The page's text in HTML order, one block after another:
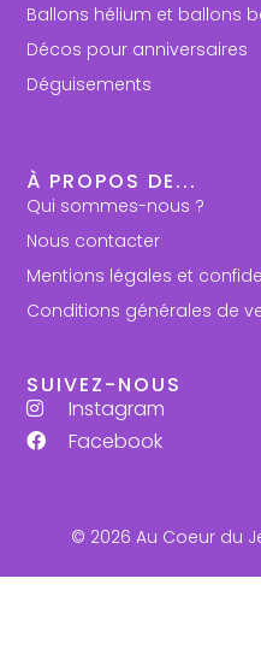
Ballons hélium et ballons
Décos pour anniversaires
Déguisements
À PROPOS DE...
Qui sommes-nous ?
Nous contacter
Mentions légales et
Conditions générales de
SUIVEZ-NOUS
Instagram
Facebook
© 2026 Au Coeur du